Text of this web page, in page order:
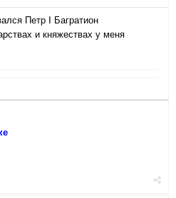
Петр I Багратион
и княжествах у меня